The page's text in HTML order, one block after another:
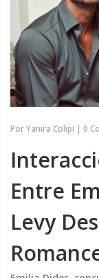
PorYanira Colipi | 0
Entre
Levy